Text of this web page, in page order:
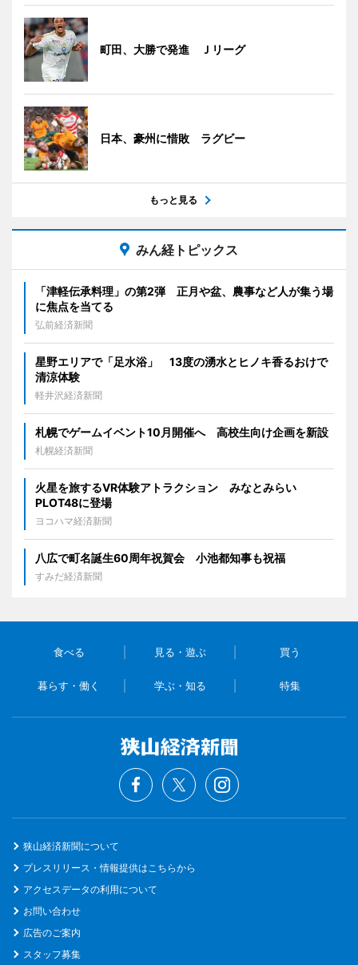
町田、大勝で発進 Ｊリーグ
日本、豪州に惜敗 ラグビー
もっと見る
みん経トピックス
「津軽伝承料理」の第2弾 正月や盆、農事など人が集う場
に焦点を当てる
弘前経済新聞
星野エリアで「足水浴」 13度の湧水とヒノキ香るおけで
清涼体験
軽井沢経済新聞
札幌でゲームイベント10月開催へ 高校生向け企画を新設
札幌経済新聞
火星を旅するVR体験アトラクション みなとみらい
PLOT48に登場
ヨコハマ経済新聞
八広で町名誕生60周年祝賀会 小池都知事も祝福
すみだ経済新聞
食べる 見る・遊ぶ 買う
暮らす・働く 学ぶ・知る 特集
狭山経済新聞について
プレスリリース・情報提供はこちらから
アクセスデータの利用について
お問い合わせ
広告のご案内
スタッフ募集